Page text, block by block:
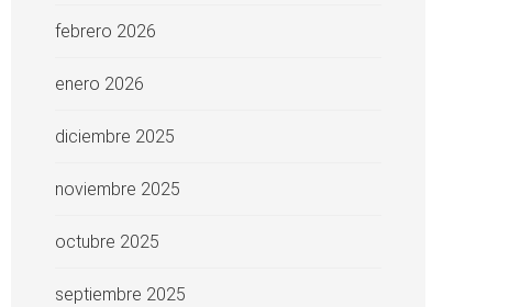
febrero 2026
enero 2026
diciembre 2025
noviembre 2025
octubre 2025
septiembre 2025